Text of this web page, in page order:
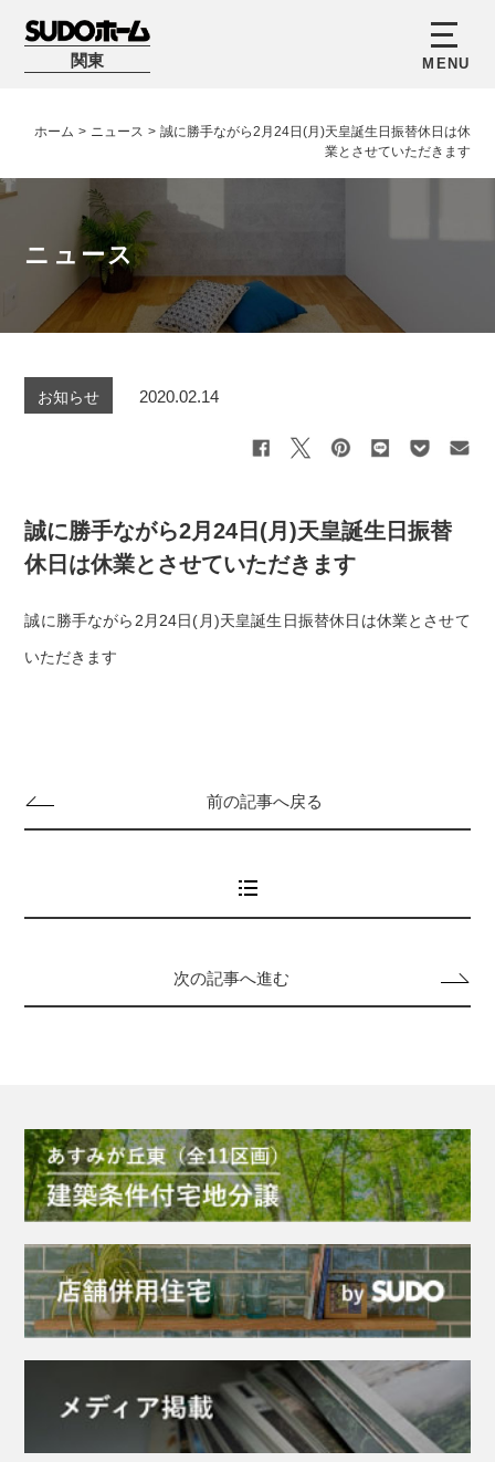
関東
ホーム > ニュース > 誠に勝手ながら2月24日(月)天皇誕生日振替休日は休
業とさせていただきます
ニュース
お知らせ 2020.02.14
誠に勝手ながら2月24日(月)天皇誕生日振替
休日は休業とさせていただきます
誠に勝手ながら2月24日(月)天皇誕生日振替休日は休業とさせて
いただきます
前の記事へ戻る
次の記事へ進む